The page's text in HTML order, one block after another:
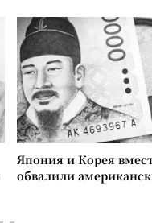
Япония и Корея
обвалили